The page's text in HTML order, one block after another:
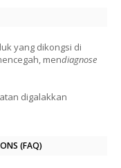
yang dikongsi di
mendiagnose
digalakkan
(FAQ)